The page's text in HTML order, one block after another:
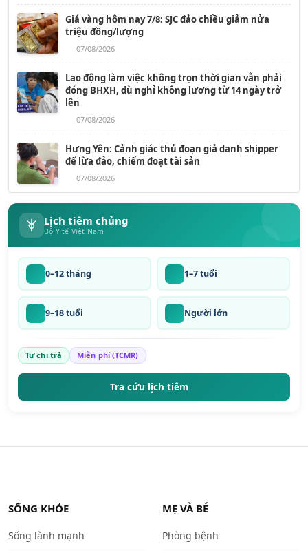
Giá vàng hôm nay 7/8: SJC đảo chiều giảm nửa
triệu đồng/lượng
07/08/2026
Lao động làm việc không trọn thời gian vẫn phải
đóng BHXH, dù nghỉ không lương từ 14 ngày trở
lên
07/08/2026
Hưng Yên: Cảnh giác thủ đoạn giả danh shipper
để lừa đảo, chiếm đoạt tài sản
07/08/2026
Lịch tiêm chủng
Bộ Y tế Việt Nam
0–12 tháng 1–7 tuổi
9–18 tuổi Người lớn
Tự chi trả Miễn phí (TCMR)
Tra cứu lịch tiêm
SỐNG KHỎE
Sống lành mạnh
MẸ VÀ BÉ
Phòng bệnh